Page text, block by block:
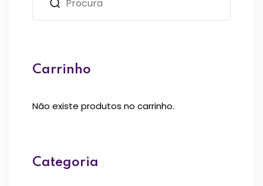
Carrinho
Não existe produtos no carrinho.
Categoria